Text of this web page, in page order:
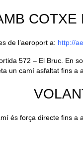
COTXE
de l’aeroport a: http://
572 – El Bruc. En
un camí asfaltat fins a
és força directe fins